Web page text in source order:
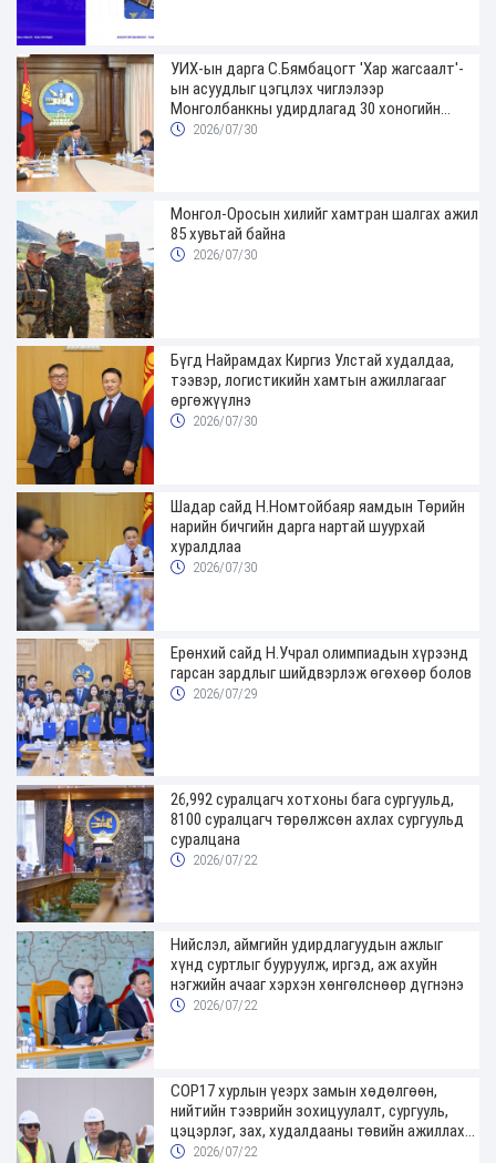
УИХ-ын дарга С.Бямбацогт 'Хар жагсаалт'-
ын асуудлыг цэгцлэх чиглэлээр
Монголбанкны удирдлагад 30 хоногийн
хугацаатай үүрэг өглөө
2026/07/30
Монгол-Оросын хилийг хамтран шалгах ажил
85 хувьтай байна
2026/07/30
Бүгд Найрамдах Киргиз Улстай худалдаа,
тээвэр, логистикийн хамтын ажиллагааг
өргөжүүлнэ
2026/07/30
Шадар сайд Н.Номтойбаяр яамдын Төрийн
нарийн бичгийн дарга нартай шуурхай
хуралдлаа
2026/07/30
Ерөнхий сайд Н.Учрал олимпиадын хүрээнд
гарсан зардлыг шийдвэрлэж өгөхөөр болов
2026/07/29
26,992 суралцагч хотхоны бага сургуульд,
8100 суралцагч төрөлжсөн ахлах сургуульд
суралцана
2026/07/22
Нийслэл, аймгийн удирдлагуудын ажлыг
хүнд суртлыг бууруулж, иргэд, аж ахуйн
нэгжийн ачааг хэрхэн хөнгөлснөөр дүгнэнэ
2026/07/22
COP17 хурлын үеэрх замын хөдөлгөөн,
нийтийн тээврийн зохицуулалт, сургууль,
цэцэрлэг, зах, худалдааны төвийн ажиллах
хуваарийг гаргаж, иргэдэд мэдээлэхийг
2026/07/22